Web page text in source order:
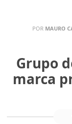
POR MAURO
Grupo
marca